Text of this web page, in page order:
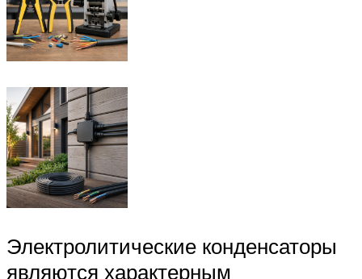
Электролитические конденсаторы
являются характерным